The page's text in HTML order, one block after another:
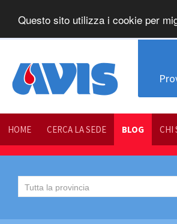
Questo sito utilizza i cookie per
HOME CERCA LA SEDE BLOG CHI